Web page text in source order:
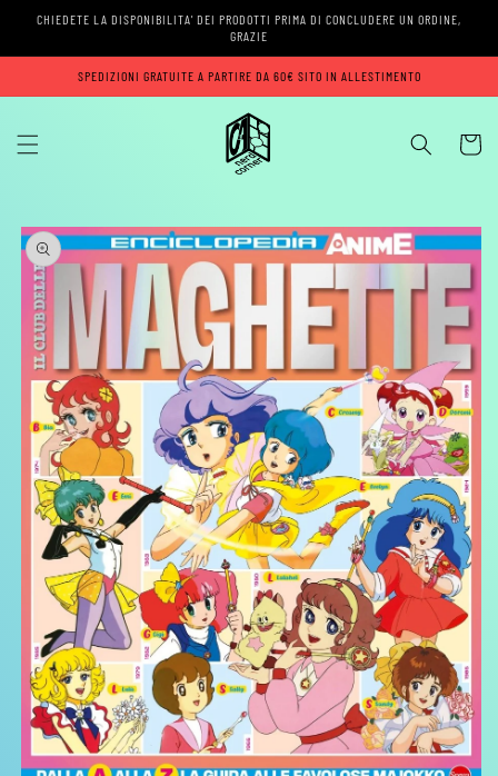
direttamente
CHIEDETE LA DISPONIBILITA' DEI PRODOTTI PRIMA DI CONCLUDERE UN ORDINE,
GRAZIE
SPEDIZIONI GRATUITE A PARTIRE DA 60€ SITO IN ALLESTIMENTO
Carrello
Passa alle
informazioni
sul prodotto